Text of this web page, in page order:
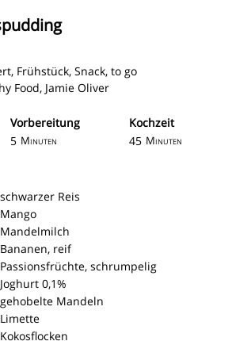
, Frühstück, Snack, to go
Food, Jamie Oliver
Vorbereitung
5 Minuten
Kochzeit
45 Minuten
schwarzer Reis
Mango
Mandelmilch
Bananen, reif
Passionsfrüchte, schrumpelig
Joghurt 0,1%
gehobelte Mandeln
Limette
Kokosflocken